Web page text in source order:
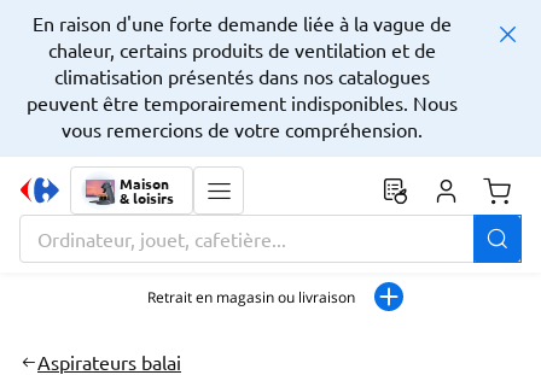
En raison d'une forte demande liée à la vague de
chaleur, certains produits de ventilation et de
climatisation présentés dans nos catalogues
peuvent être temporairement indisponibles. Nous
vous remercions de votre compréhension.
Maison
& loisirs
Rechercher parmi le contenu du site
La zone de recherche comprend un champ avec une
Retrait en magasin ou livraison
Aspirateurs balai